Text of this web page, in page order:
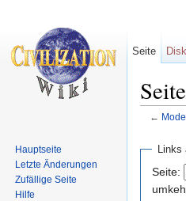
←
Links
Seite:
Seite
Hauptseite
Letzte Änderungen
Zufällige Seite
Hilfe